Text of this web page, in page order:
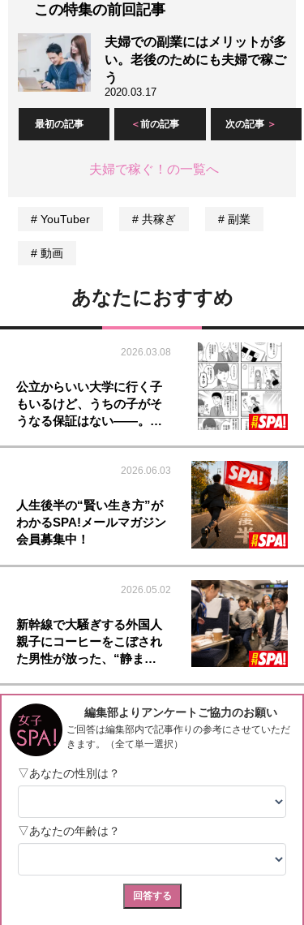
この特集の前回記事
夫婦での副業にはメリットが多
い。老後のためにも夫婦で稼ご
う
2020.03.17
最初の記事 前の記事 次の記事
夫婦で稼ぐ！の一覧へ
YouTuber 共稼ぎ 副業
動画
あなたにおすすめ
2026.03.08
公立からいい大学に行く子
もいるけど、うちの子がそ
うなる保証はない――。…
2026.06.03
人生後半の“賢い生き方”が
わかるSPA!メールマガジン
会員募集中！
2026.05.02
新幹線で大騒ぎする外国人
親子にコーヒーをこぼされ
た男性が放った、“静ま…